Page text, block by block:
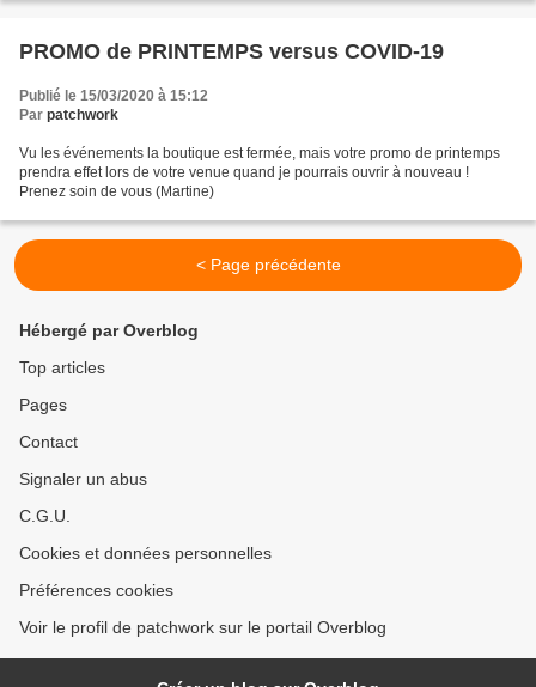
PROMO de PRINTEMPS versus COVID-19
Publié le 15/03/2020 à 15:12
Par patchwork
Vu les événements la boutique est fermée, mais votre promo de printemps
prendra effet lors de votre venue quand je pourrais ouvrir à nouveau !
Prenez soin de vous (Martine)
< Page précédente
Hébergé par Overblog
Top articles
Pages
Contact
Signaler un abus
C.G.U.
Cookies et données personnelles
Préférences cookies
Voir le profil de patchwork sur le portail Overblog